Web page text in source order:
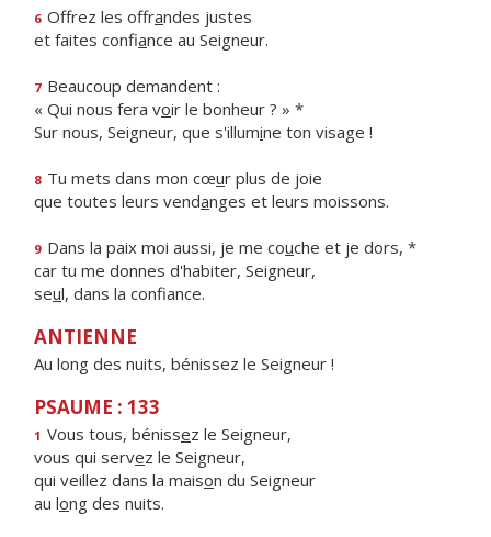
6 Offrez les offrandes justes
et faites confiance au Seigneur.
7 Beaucoup demandent :
« Qui nous fera voir le bonheur ? » *
Sur nous, Seigneur, que s'illumine ton visage !
8 Tu mets dans mon cœur plus de joie
que toutes leurs vendanges et leurs moissons.
9 Dans la paix moi aussi, je me couche et je dors, *
car tu me donnes d'habiter, Seigneur,
seul, dans la confiance.
ANTIENNE
Au long des nuits, bénissez le Seigneur !
PSAUME : 133
1 Vous tous, bénissez le Seigneur,
vous qui servez le Seigneur,
qui veillez dans la maison du Seigneur
au long des nuits.